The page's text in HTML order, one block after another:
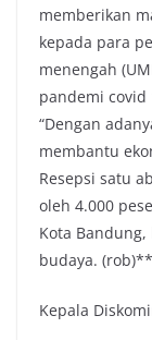
memberikan
kepada para
menengah
pandemi covid
“Dengan
membantu
Resepsi satu
oleh 4.000
Kota
budaya. (rob)**
Kepala